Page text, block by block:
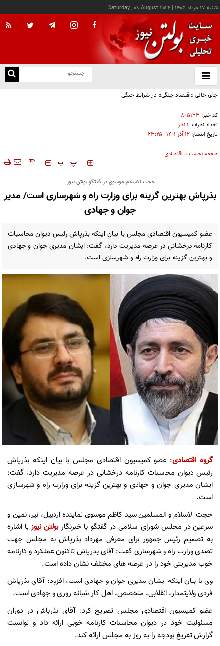
شنبه ۱۷ مرداد ۱۴۰۵ |
Saturday , 08 August 2026
باز
و
جای خالی «اقتصاد جنگی» در شرایط جنگی
کد خبر: ۸۰۵۱۳۳
تعداد نظرات: ۱ نظر
تاریخ انتشار: ۱۲ آذر ۱۴۰۱ - ۲۳:۲۵
صفحه نخست » اقتصادی
‍‍‍ پ پ
حجت الاسلام موسوی در گفتگو بولتن نیوز:
بذرپاش بهترین گزینه برای وزارت راه و شهرسازی است/ مدیر
جوان و جهادی
عضو کمیسیون اقتصادی مجلس با بیان اینکه بذرپاش رئیس دیوان محاسبات
کارنامه درخشانی در عرصه مدیریت دارد، گفت: ایشان مدیری جوان و جهادی
و بهترین گزینه برای وزارت راه و شهرسازی است.
گروه اقتصادی: عضو کمیسیون اقتصادی مجلس با بیان اینکه بذرپاش
رئیس دیوان محاسبات کارنامه درخشانی در عرصه مدیریت دارد، گفت:
ایشان مدیری جوان و جهادی و بهترین گزینه برای وزارت راه و شهرسازی
است.
حجت الاسلام و المسلمین سید کاظم موسوی نماینده اردبیل، نیر، نمین و
سرعین در مجلس شورای اسلامی در گفتگو با خبرنگاربولتن نیوزبا اشاره
به تصمیم رئیس جمهور برای معرفی مهرداد بذرپاش به مجلس جهت
تصدی وزارت راه و شهرسازی گفت: آقای بذرپاش تاکنون عملکرد و کارنامه
خوب مدیریتی خود را در عرصه های مختلف نشان داده است.
وی با بیان اینکه ایشان مدیری جوان و جهادی است، افزود: آقای بذرپاش
فردی ولایتمدار، انقلابی، متخصص، اهل کار شبانه روزی و جهادی است.
عضو کمیسیون اقتصادی مجلس تصریح کرد: آقای بذرباش در دوران
مسئولیت خود در دیوان محاسبات کارنامه خوبی ارائه داد و توانست
گزارش تفریغ بودجه را به روز به مجلس ارائه کند.